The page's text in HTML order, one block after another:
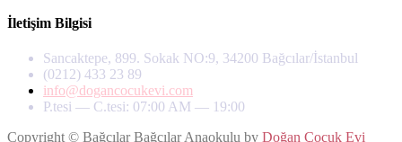
İletişim Bilgisi
Sancaktepe, 899. Sokak NO:9, 34200 Bağcılar/İstanbul
(0212) 433 23 89
info@dogancocukevi.com
P.tesi — C.tesi: 07:00 AM — 19:00
Copyright © Bağcılar Bağcılar Anaokulu by Doğan Çocuk Evi